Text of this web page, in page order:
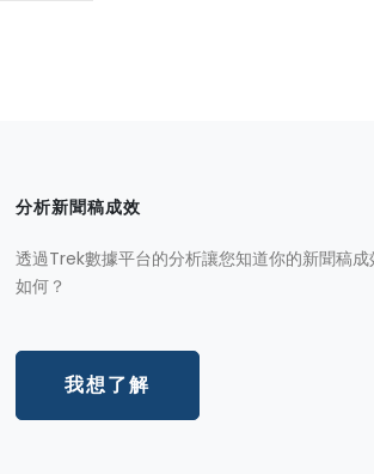
分析新聞稿成效
透過Trek數據平台的分析讓您知道你的新聞稿成
如何？
我想了解